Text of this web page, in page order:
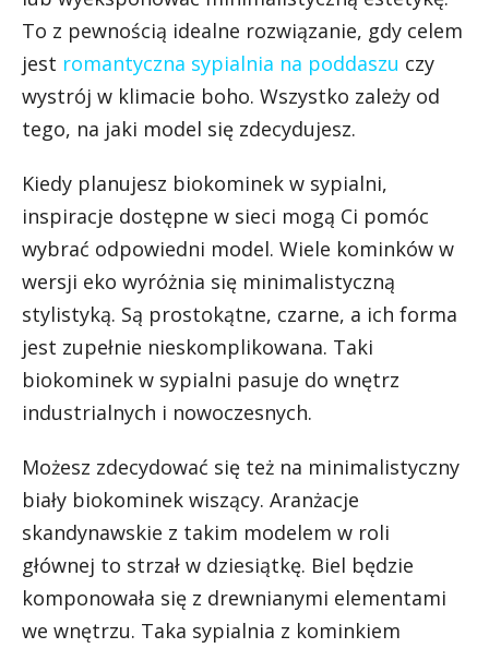
To z pewnością idealne rozwiązanie, gdy celem
jest romantyczna sypialnia na poddaszu czy
wystrój w klimacie boho. Wszystko zależy od
tego, na jaki model się zdecydujesz.
Kiedy planujesz biokominek w sypialni,
inspiracje dostępne w sieci mogą Ci pomóc
wybrać odpowiedni model. Wiele kominków w
wersji eko wyróżnia się minimalistyczną
stylistyką. Są prostokątne, czarne, a ich forma
jest zupełnie nieskomplikowana. Taki
biokominek w sypialni pasuje do wnętrz
industrialnych i nowoczesnych.
Możesz zdecydować się też na minimalistyczny
biały biokominek wiszący. Aranżacje
skandynawskie z takim modelem w roli
głównej to strzał w dziesiątkę. Biel będzie
komponowała się z drewnianymi elementami
we wnętrzu. Taka sypialnia z kominkiem